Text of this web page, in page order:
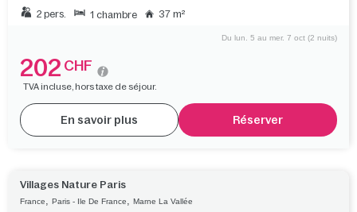
2 pers. 1 chambre 37 m²
Du lun. 5 au mer. 7 oct (2 nuits)
202 CHF
TVA incluse, hors taxe de séjour.
En savoir plus Réserver
Villages Nature Paris
France Paris - Ile De France Marne La Vallée